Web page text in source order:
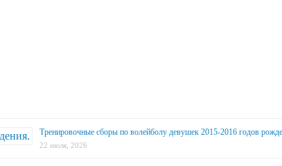
Тренировочные сборы по волейболу девушек 2015-2016 годов
22 июля, 2026